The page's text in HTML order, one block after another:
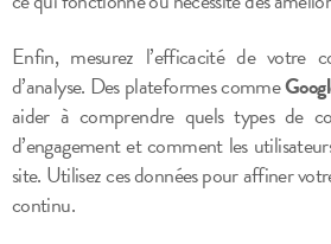
Enfin, mesurez l’efficacité de votre
d’analyse. Des plateformes comme
aider à comprendre quels types de
d’engagement et comment les
site. Utilisez ces données pour affiner
continu.